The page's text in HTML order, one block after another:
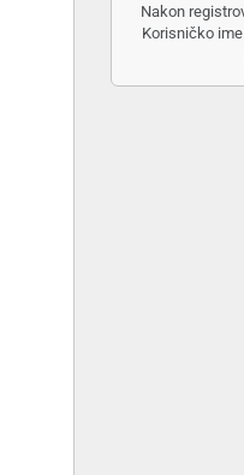
Nakon
Korisničko